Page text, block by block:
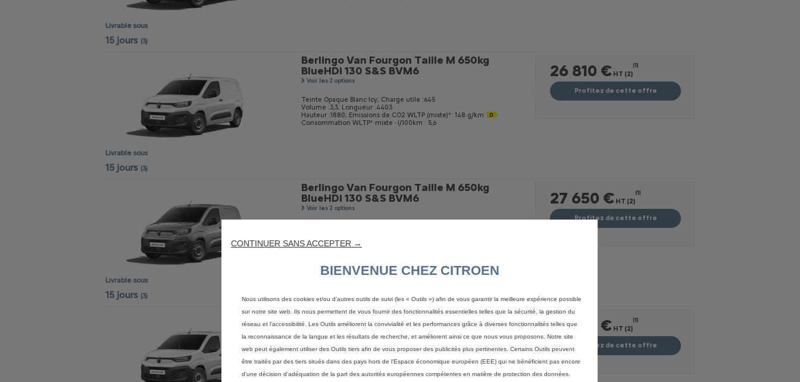
Livrable sous
15 jours (3)
Livrable sous
15 jours (3)
Berlingo Van Fourgon Taille M 650kg
BlueHDi 130 S&S BVM6
Voir les 2 options
Teinte Opaque Blanc Icy; Charge utile :645
Volume :3,3; Longueur :4403
Hauteur :1880; Emissions de CO2 WLTP (mixte)*: 148 g/km
Consommation WLTP* mixte - l/100km : 5,6
26 810 € HT (2)
(1)
Profitez de cette offre
Livrable sous
15 jours (3)
Berlingo Van Fourgon Taille M 650kg
BlueHDi 130 S&S BVM6
Voir les 2 options
Hauteur :1880; Emissions de CO
Consommation WLTP* mixte - l/100km : 5,8
27 650 € HT (2)
(1)
Profitez de cette offre
Berlingo Van Fourgon Taille M 650kg
BlueHDi 100 S&S BVM6
Voir les 3 options
Charge utile :649
Volume :3,3; Longueur :4403
Emissions de CO 2 WLTP (mixte)*: 139 g/km
Consommation WLTP* mixte - l/100km : 5,3
24 810 € HT (2)
(1)
Profitez de cette offre
CONTINUER SANS ACCEPTER →
BIENVENUE CHEZ CITROEN
Nous utilisons des cookies et/ou d’autres outils de suivi (les « Outils ») afin de vous garantir la meilleure expérience possible
sur notre site web. Ils nous permettent de vous fournir des fonctionnalités essentielles telles que la sécurité, la gestion du
réseau et l’accessibilité. Les Outils améliorent la convivialité et les performances grâce à diverses fonctionnalités telles que
la reconnaissance de la langue et les résultats de recherche, et améliorent ainsi ce que nous vous proposons. Notre site
web peut également utiliser des Outils tiers afin de vous proposer des publicités plus pertinentes. Certains Outils peuvent
être traités par des tiers situés dans des pays hors de l'Espace économique européen (EEE) qui ne bénéficient pas encore
d'une décision d'adéquation de la part des autorités européennes compétentes en matière de protection des données.